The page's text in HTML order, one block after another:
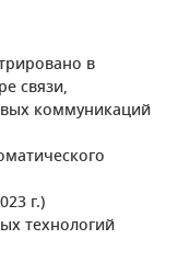
в
связи,
коммуникаций
г.)
технологий